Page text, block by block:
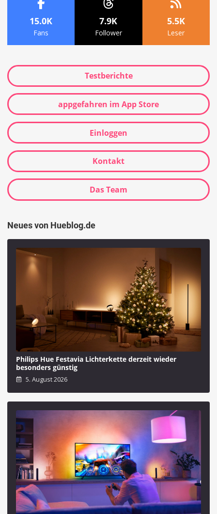
15.0K
Fans
7.9K
Follower
5.5K
Leser
Testberichte
appgefahren im App Store
Einloggen
Kontakt
Das Team
Neues von Hueblog.de
Philips Hue Festavia Lichterkette derzeit wieder
besonders günstig
5. August 2026